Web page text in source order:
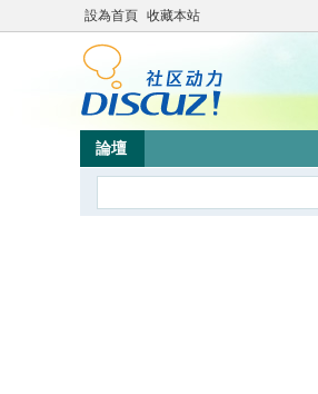
設為首頁 收藏本站
論壇